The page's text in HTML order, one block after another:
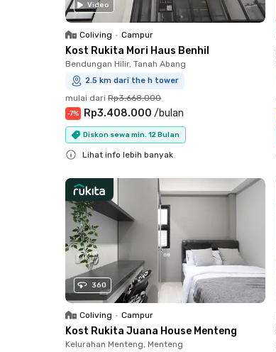
Video
Coliving • Campur
Kost Rukita Mori Haus Benhil
Bendungan Hilir, Tanah Abang
2.5 km dari the h tower
mulai dari Rp3.668.000
-7% Rp3.408.000 /bulan
Diskon sewa min. 12 Bulan
Lihat info lebih banyak
360
Coliving • Campur
Kost Rukita Juana House Menteng
Kelurahan Menteng, Menteng